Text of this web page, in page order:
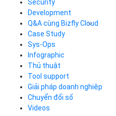
Auto Scaling
Container Registry
Kubernetes
Cloud Database
Call Center
Business Email
Simple Storage
VOD
VPN
Traffic Manager
Cloud VPS
Security
Development
Q&A cùng Bizfly Cloud
Q&A về Bizfly Cloud Server
Thao tác kết nối tới server
Videos
Q&A về Bizfly Business Email
Videos
Case Study
Sys-Ops
Infographic
Thủ thuật
Tool support
Giải pháp doanh nghiệp
Chuyển đổi số
Videos